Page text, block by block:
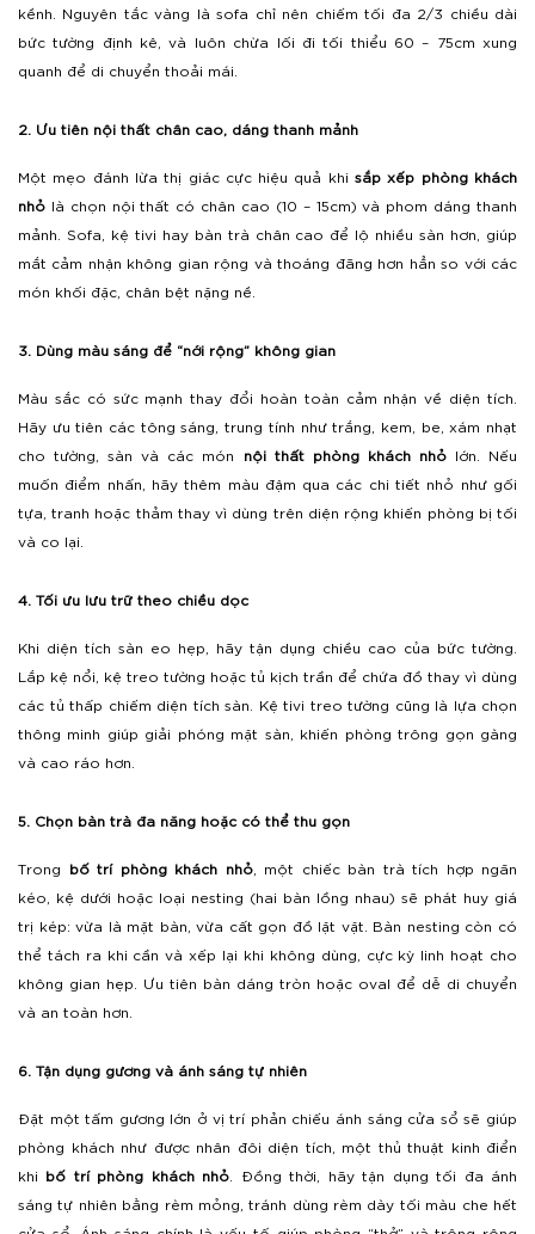
kềnh. Nguyên tắc vàng là sofa chỉ nên chiếm tối đa 2/3 chiều dài
bức tường định kê, và luôn chừa lối đi tối thiểu 60 – 75cm xung
quanh để di chuyển thoải mái.
2. Ưu tiên nội thất chân cao, dáng thanh mảnh
Một mẹo đánh lừa thị giác cực hiệu quả khisắp xếp phòng khách
nhỏ là chọn nội thất có chân cao (10 – 15cm) và phom dáng thanh
mảnh. Sofa, kệ tivi hay bàn trà chân cao để lộ nhiều sàn hơn, giúp
mắt cảm nhận không gian rộng và thoáng đãng hơn hẳn so với các
món khối đặc, chân bệt nặng nề.
3. Dùng màu sáng để “nới rộng” không gian
Màu sắc có sức mạnh thay đổi hoàn toàn cảm nhận về diện tích.
Hãy ưu tiên các tông sáng, trung tính như trắng, kem, be, xám nhạt
cho tường, sàn và các món nội thất phòng khách nhỏlớn. Nếu
muốn điểm nhấn, hãy thêm màu đậm qua các chi tiết nhỏ như gối
tựa, tranh hoặc thảm thay vì dùng trên diện rộng khiến phòng bị tối
và co lại.
4. Tối ưu lưu trữ theo chiều dọc
Khi diện tích sàn eo hẹp, hãy tận dụng chiều cao của bức tường.
Lắp kệ nổi, kệ treo tường hoặc tủ kịch trần để chứa đồ thay vì dùng
các tủ thấp chiếm diện tích sàn. Kệ tivi treo tường cũng là lựa chọn
thông minh giúp giải phóng mặt sàn, khiến phòng trông gọn gàng
và cao ráo hơn.
5. Chọn bàn trà đa năng hoặc có thể thu gọn
Trong bố trí phòng khách nhỏ, một chiếc bàn trà tích hợp ngăn
kéo, kệ dưới hoặc loại nesting (hai bàn lồng nhau) sẽ phát huy giá
trị kép: vừa là mặt bàn, vừa cất gọn đồ lặt vặt. Bàn nesting còn có
thể tách ra khi cần và xếp lại khi không dùng, cực kỳ linh hoạt cho
không gian hẹp. Ưu tiên bàn dáng tròn hoặc oval để dễ di chuyển
và an toàn hơn.
6. Tận dụng gương và ánh sáng tự nhiên
Đặt một tấm gương lớn ở vị trí phản chiếu ánh sáng cửa sổ sẽ giúp
phòng khách như được nhân đôi diện tích, một thủ thuật kinh điển
khi bố trí phòng khách nhỏ . Đồng thời, hãy tận dụng tối đa ánh
sáng tự nhiên bằng rèm mỏng, tránh dùng rèm dày tối màu che hết